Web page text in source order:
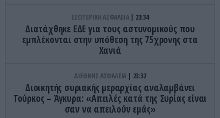
ΕΣΩΤΕΡΙΚΗ ΑΣΦΑΛΕΙΑ 23:34
Διατάχθηκε ΕΔΕ για τους αστυνομικούς που
εμπλέκονται στην υπόθεση της 75χρονης στα
Χανιά
ΔΙΕΘΝΗΣ ΑΣΦΑΛΕΙΑ 23:32
Διοικητής συριακής μεραρχίας αναλαμβάνει
Τούρκος – Άγκυρα: «Απειλές κατά της Συρίας είναι
σαν να απειλούν εμάς»